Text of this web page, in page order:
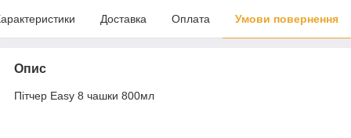
Доставка Оплата Умови повернення
Опис
Пітчер Easy 8 чашки 800мл